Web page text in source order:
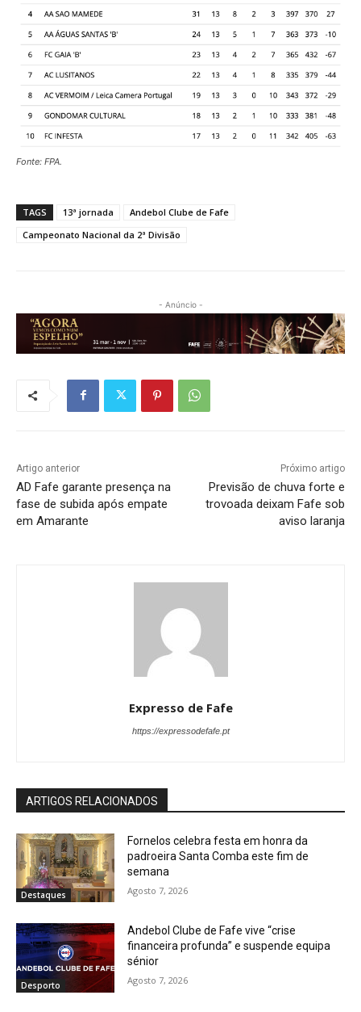
Fonte: FPA.
TAGS 13ª jornada
Andebol Clube de Fafe
Campeonato Nacional da 2ª Divisão
- Anúncio -
Artigo anterior
AD Fafe garante presença na
fase de subida após empate
em Amarante
Próximo artigo
Previsão de chuva forte e
trovoada deixam Fafe sob
aviso laranja
Expresso de Fafe
https://expressodefafe.pt
ARTIGOS RELACIONADOS
Destaques
Fornelos celebra festa em honra da
padroeira Santa Comba este fim de
semana
Agosto 7, 2026
Desporto
Andebol Clube de Fafe vive “crise
financeira profunda” e suspende equipa
sénior
Agosto 7, 2026